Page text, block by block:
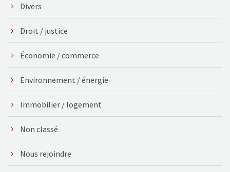
Divers
Droit / justice
Économie / commerce
Environnement / énergie
Immobilier / logement
Non classé
Nous rejoindre